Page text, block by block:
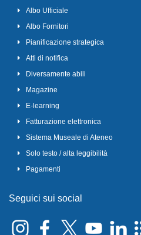
Albo Ufficiale
Albo Fornitori
Pianificazione strategica
Atti di notifica
Diversamente abili
Magazine
E-learning
Fatturazione elettronica
Sistema Museale di Ateneo
Solo testo / alta leggibilità
Pagamenti
Seguici sui social